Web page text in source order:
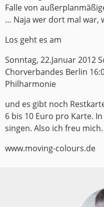
Falle von
… Naja wer dort mal war,
Los geht es am
Sonntag, 22.Januar 2012
Chorverbandes Berlin
Philharmonie
und es gibt noch
6 bis 10 Euro pro Karte.
singen. Also ich freu mich.
www.moving-colours.de